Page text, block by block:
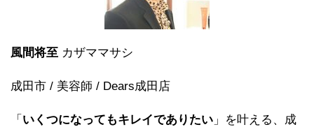
風間将至 カザママサシ
成田市 / 美容師 / Dears成田店
「 いくつになってもキレイでありたい 」を叶える、成